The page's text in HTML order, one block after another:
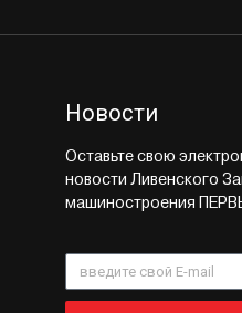
Новости
Оставьте свою
новости Ливенского
машиностроения